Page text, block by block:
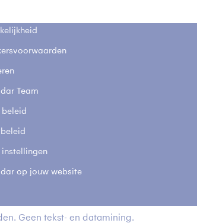
Team
beleid
instellingen
op jouw website
Geen tekst- en datamining.